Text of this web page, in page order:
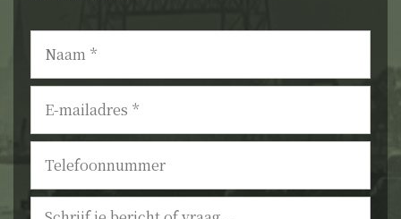
Naam *
E-
mailadres *
Telefoonnummer
Bericht